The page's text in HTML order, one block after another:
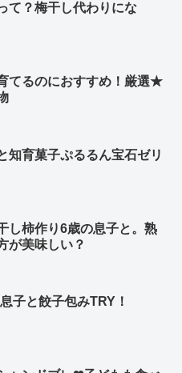
て？梅干し代わりにな
てるのにおすすめ！厳選★
知育菓子ぷるるん宝石ゼリ
し柿作り6歳の息子と。熟
が美味しい？
子と餃子包みTRY！